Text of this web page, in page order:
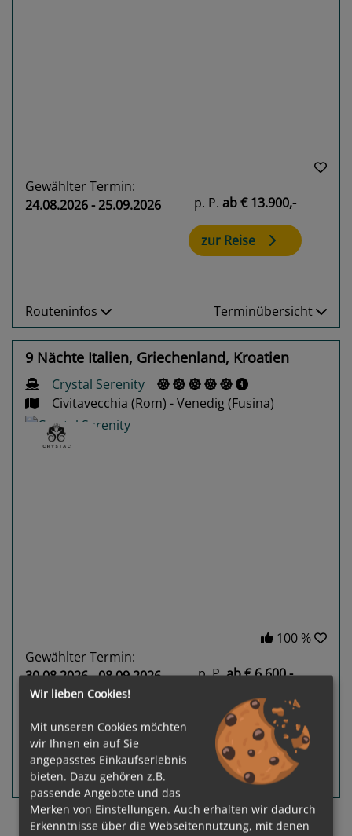
Gewählter Termin:
24.08.2026 - 25.09.2026
p. P. ab€ 13.900,-
zur Reise
Routeninfos Terminübersicht
9 Nächte Italien, Griechenland, Kroatien
Crystal Serenity
Civitavecchia (Rom) - Venedig (Fusina)
100 %
Gewählter Termin:
30.08.2026 - 08.09.2026
p. P.ab€ 6.600,-
zur Reise
Routeninfos Terminübersicht
« 1 2 3 »
Wir lieben Cookies!
Mit unseren Cookies möchten
wir Ihnen ein auf Sie
angepasstes Einkaufserlebnis
bieten. Dazu gehören z.B.
passende Angebote und das
Merken von Einstellungen. Auch erhalten wir dadurch
Erkenntnisse über die Webseitennutzung, mit denen